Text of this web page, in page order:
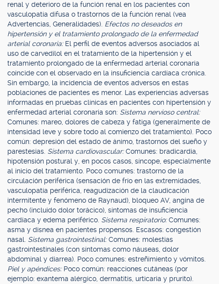
renal y deterioro de la función renal en los pacientes con
vasculopatía difusa o trastornos de la función renal (vea
Advertencias, Generalidades). Efectos no deseados en
hipertensión y el tratamiento prolongado de la enfermedad
arterial coronaria: El perfil de eventos adversos asociados al
uso de carvedilol en el tratamiento de la hipertensión y el
tratamiento prolongado de la enfermedad arterial coronaria
coincide con el observado en la insuficiencia cardíaca crónica.
Sin embargo, la incidencia de eventos adversos en estas
poblaciones de pacientes es menor. Las experiencias adversas
informadas en pruebas clínicas en pacientes con hipertensión y
enfermedad arterial coronaria son: Sistema nervioso central:
Comunes: mareo, dolores de cabeza y fatiga (generalmente de
intensidad leve y sobre todo al comienzo del tratamiento). Poco
común: depresión del estado de ánimo, trastornos del sueño y
parestesias. Sistema cardiovascular:Comunes: bradicardia,
hipotensión postural y, en pocos casos, síncope, especialmente
al inicio del tratamiento. Poco comunes: trastorno de la
circulación periférica (sensación de frío en las extremidades,
vasculopatía periférica, reagudización de la claudicación
intermitente y fenómeno de Raynaud), bloqueo AV, angina de
pecho (incluido dolor torácico), síntomas de insuficiencia
cardíaca y edema periférico. Sistema respiratorio:Comunes:
asma y disnea en pacientes propensos. Escasos: congestión
nasal. Sistema gastrointestinal:Comunes: molestias
gastrointestinales (con síntomas como náuseas, dolor
abdominal y diarrea). Poco comunes: estreñimiento y vómitos.
Piel y apéndices: Poco común: reacciones cutáneas (por
ejemplo: exantema alérgico, dermatitis, urticaria y prurito).